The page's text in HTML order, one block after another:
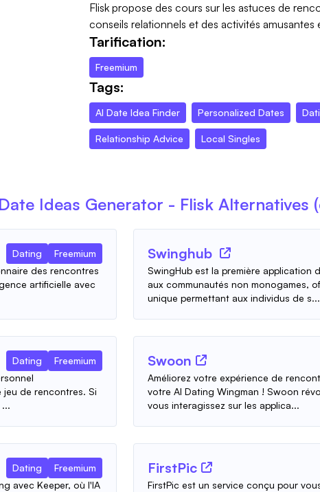
Flisk propose des cours sur les astuces de
conseils relationnels et des activités amusantes
Tarification:
Freemium
Tags:
AI Date Idea Finder Personalized Dates
Relationship Advice Local Singles
Ideas Generator - Flisk Alternatives
Dating
Freemium
des rencontres
artificielle avec
Swinghub
SwingHub est la première application
aux communautés non monogames,
unique permettant aux individus de s...
Dating
Freemium
de rencontres. Si
Swoon
Améliorez votre expérience de
votre AI Dating Wingman ! Swoon
vous interagissez sur les applica...
Dating
Freemium
avec Keeper, où l'IA
FirstPic
FirstPic est un service conçu pour